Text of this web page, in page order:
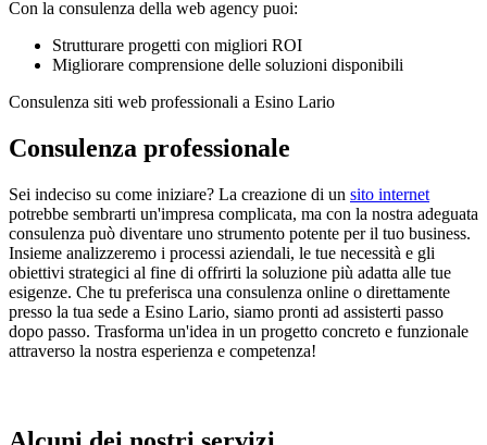
Con la consulenza della web agency puoi:
Strutturare progetti con migliori ROI
Migliorare comprensione delle soluzioni disponibili
Consulenza siti web professionali a Esino Lario
Consulenza professionale
Sei indeciso su come iniziare? La creazione di un sito internet
potrebbe sembrarti un'impresa complicata, ma con la nostra adeguata
consulenza può diventare uno strumento potente per il tuo business.
Insieme analizzeremo i processi aziendali, le tue necessità e gli
obiettivi strategici al fine di offrirti la soluzione più adatta alle tue
esigenze. Che tu preferisca una consulenza online o direttamente
presso la tua sede a Esino Lario, siamo pronti ad assisterti passo
dopo passo. Trasforma un'idea in un progetto concreto e funzionale
attraverso la nostra esperienza e competenza!